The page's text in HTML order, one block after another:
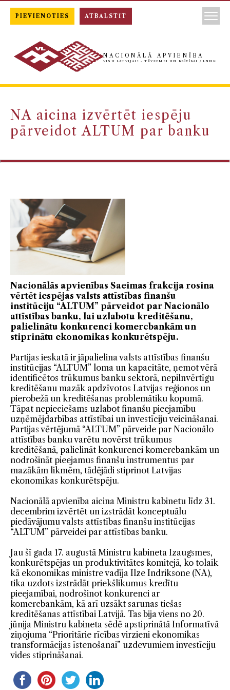
NACIONĀLĀ APVIENĪBA
VISU LATVIJAI! - TĒVZEMEI UN BRĪVĪBAI / LNNK
NA aicina izvērtēt iespēju
pārveidot ALTUM par banku
Nacionālās apvienības Saeimas frakcija rosina
vērtēt iespējas valsts attīstības finanšu
institūciju “ALTUM” pārveidot par Nacionālo
attīstības banku, lai uzlabotu kreditēšanu,
palielinātu konkurenci komercbankām un
stiprinātu ekonomikas konkurētspēju.
Partijas ieskatā ir jāpalielina valsts attīstības finanšu
institūcijas “ALTUM” loma un kapacitāte, ņemot vērā
identificētos trūkumus banku sektorā, nepilnvērtīgu
kreditēšanu mazāk apdzīvotos Latvijas reģionos un
pierobežā un kreditēšanas problemātiku kopumā.
Tāpat nepieciešams uzlabot finanšu pieejamību
uzņēmējdarbības attīstībai un investīciju veicināšanai.
Partijas vērtējumā “ALTUM” pārveide par Nacionālo
attīstības banku varētu novērst trūkumus
kreditēšanā, palielināt konkurenci komercbankām un
nodrošināt pieejamus finanšu instrumentus par
mazākām likmēm, tādējādi stiprinot Latvijas
ekonomikas konkurētspēju.
Nacionālā apvienība aicina Ministru kabinetu līdz 31.
decembrim izvērtēt un izstrādāt konceptuālu
piedāvājumu valsts attīstības finanšu institūcijas
“ALTUM” pārveidei par attīstības banku.
Jau šī gada 17. augustā Ministru kabineta Izaugsmes,
konkurētspējas un produktivitātes komitejā, ko tolaik
kā ekonomikas ministre vadīja Ilze Indriksone (NA),
tika uzdots izstrādāt priekšlikumus kredītu
pieejamībai, nodrošinot konkurenci ar
komercbankām, kā arī uzsākt sarunas tiešas
kreditēšanas attīstībai Latvijā. Tas bija viens no 20.
jūnija Ministru kabineta sēdē apstiprinātā Informatīvā
ziņojuma “Prioritārie rīcības virzieni ekonomikas
transformācijas īstenošanai” uzdevumiem investīciju
vides stiprināšanai.
PIEVIENOTIES ATBALSTĪT